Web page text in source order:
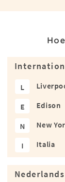
L
E Edison
N New
I Italia